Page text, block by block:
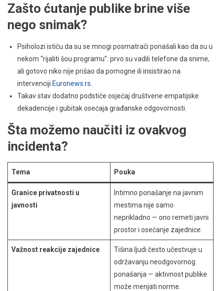
Zašto ćutanje publike brine više
nego snimak?
Psiholozi ističu da su se mnogi posmatrači ponašali kao da su u
nekom “rijaliti šou programu”: prvo su vadili telefone da snime,
ali gotovo niko nije prišao da pomogne ili insistirao na
intervenciji Euronews.rs
Takav stav dodatno podstiče osjećaj društvene empatijske
dekadencije i gubitak osećaja građanske odgovornosti.
Šta možemo naučiti iz ovakvog
incidenta?
Tema Pouka
Granice privatnosti u
javnosti
Intimno ponašanje na javnim
mestima nije samo
neprikladno — ono remeti javni
prostor i osećanje zajednice.
Važnost reakcije zajednice
Tišina ljudi često učestvuje u
održavanju neodgovornog
ponašanja — aktivnost publike
može menjati norme.